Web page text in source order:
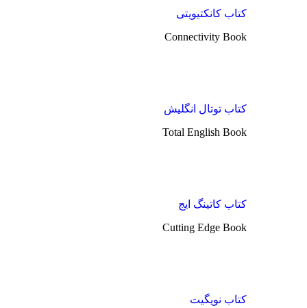
کتاب کانکتیویتی
Connectivity Book
کتاب توتال انگلیش
Total English Book
کتاب کاتینگ ایج
Cutting Edge Book
کتاب نویگیت